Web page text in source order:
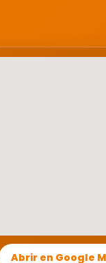
Abrir en Google